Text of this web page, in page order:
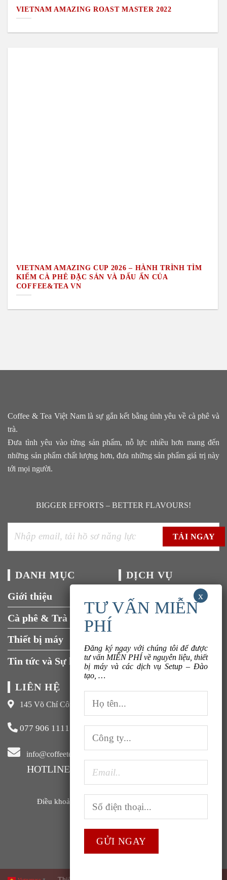
VIETNAM AMAZING ROAST MASTER 2022
VIETNAM AMAZING CUP 2026 – HÀNH TRÌNH TÌM
KIẾM CÀ PHÊ ĐẶC SẢN VÀ DẤU ẤN CỦA
COFFEE&TEA VN
Coffee & Tea Việt Nam là sự gắn kết bằng tình yêu về cà phê và
trà.
Đưa tình yêu vào từng sản phẩm, nỗ lực nhiều hơn mang đến
những sản phẩm chất lượng hơn, đưa những sản phẩm giá trị này
tới mọi người.
BIGGER EFFORTS – BETTER FLAVOURS!
DANH MỤC
Giới thiệu
Cà phê & Trà
Thiết bị máy
Tin tức và Sự kiện
DỊCH VỤ
Tuyển dụng
LIÊN HỆ
145 Võ Chí Công, Xuân La, Tây Hồ, Hà Nội
077 906 1111
info@coffeeteavn.com
HOTLINE KINH DOANH:
Điều khoản sử dụng | Chính sách bảo mật |
Đăng ký ngay với chúng tôi để được
tư vấn MIỄN PHÍ về nguyên liệu, thiết
bị máy và các dịch vụ Setup – Đào
tạo, …